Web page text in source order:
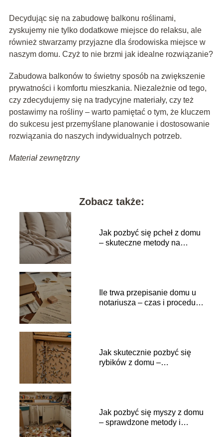
Decydując się na zabudowę balkonu roślinami,
zyskujemy nie tylko dodatkowe miejsce do relaksu, ale
również stwarzamy przyjazne dla środowiska miejsce w
naszym domu. Czyż to nie brzmi jak idealne rozwiązanie?
Zabudowa balkonów to świetny sposób na zwiększenie
prywatności i komfortu mieszkania. Niezależnie od tego,
czy zdecydujemy się na tradycyjne materiały, czy też
postawimy na rośliny – warto pamiętać o tym, że kluczem
do sukcesu jest przemyślane planowanie i dostosowanie
rozwiązania do naszych indywidualnych potrzeb.
Materiał zewnętrzny
Zobacz także:
Jak pozbyć się pcheł z domu
– skuteczne metody na
Ile trwa przepisanie domu u
notariusza – czas i procedury
Jak skutecznie pozbyć się
rybików z domu –
Jak pozbyć się myszy z domu
– sprawdzone metody i